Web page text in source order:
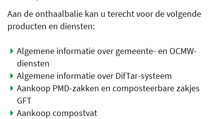
Aan de onthaalbalie kan u terecht voor de volgende
producten en diensten:
Algemene informatie over gemeente- en OCMW-
diensten
Algemene informatie over DifTar-systeem
Aankoop PMD-zakken en composteerbare zakjes
GFT
Aankoop compostvat